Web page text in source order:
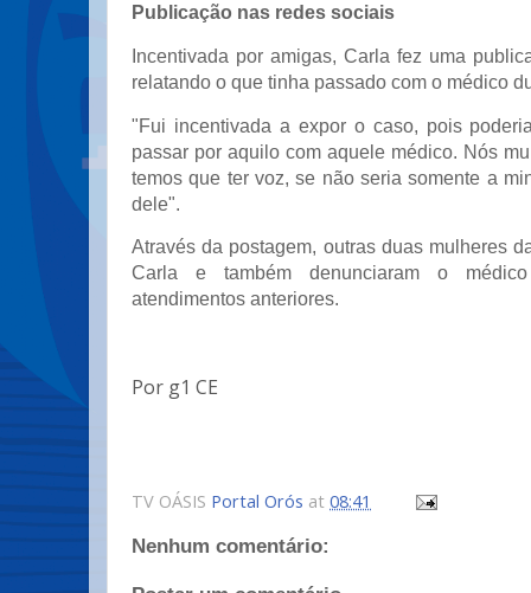
Publicação nas redes sociais
Incentivada por amigas, Carla fez uma
relatando o que tinha passado com o médico
"Fui incentivada a expor o caso, pois
passar por aquilo com aquele médico. Nós
temos que ter voz, se não seria somente a
dele".
Através da postagem, outras duas mulheres
Carla e também denunciaram o
atendimentos anteriores.
Por g1 CE
TV OÁSIS Portal Orós at 08:41
Nenhum comentário: